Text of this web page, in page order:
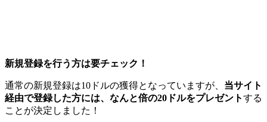
新規登録を行う方は要チェック！
通常の新規登録は10ドルの獲得となっていますが、 当サイト
経由で登録した方には、なんと倍の20ドルをプレゼントする
ことが決定しました！